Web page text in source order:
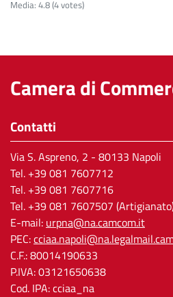
Media: 4.8(4votes)
Camera di
Contatti
Via S. Aspreno, 2 - 80133 Napoli
Tel. +39 081 7607712
Tel. +39 081 7607716
Tel. +39 081 7607507
E-mail: urpna@na.camcom.it
PEC:
C.F.: 80014190633
P.IVA: 03121650638
Cod. IPA: cciaa_na